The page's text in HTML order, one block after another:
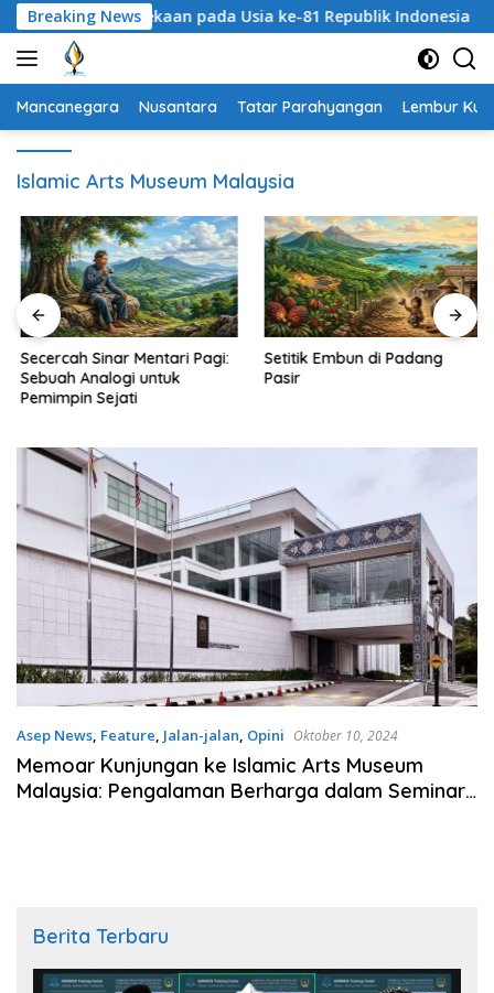
Langsung
ke
konten
Breaking News
Kemerdekaan pada Usia ke-81 Republik Indonesia
Mancanegara Nusantara Tatar Parahyangan Lembur
Islamic Arts Museum Malaysia
Secercah Sinar Mentari Pagi:
Sebuah Analogi untuk
Pemimpin Sejati
Setitik Embun di Padang
Pasir
Asep News, Feature, Jalan-jalan, Opini Oktober 10, 2024
Memoar Kunjungan ke Islamic Arts Museum
Malaysia: Pengalaman Berharga dalam Seminar
Berita Terbaru